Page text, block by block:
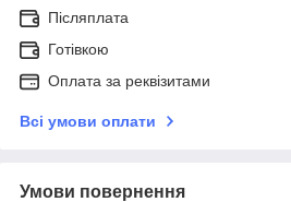
Післяплата
Готівкою
Оплата за реквізитами
Всі умови оплати
Умови повернення